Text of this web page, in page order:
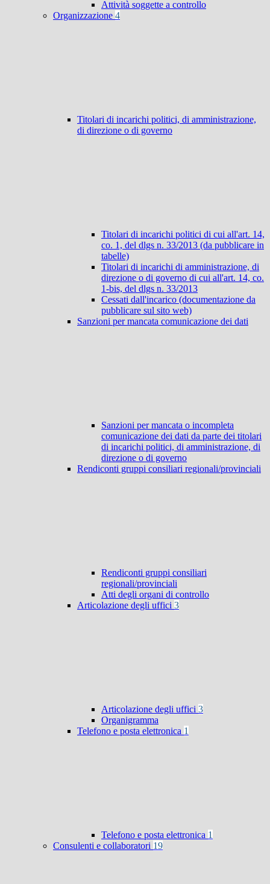
Attività soggette a controllo
Organizzazione 4
Titolari di incarichi politici, di amministrazione,
di direzione o di governo
Titolari di incarichi politici di cui all'art. 14,
co. 1, del dlgs n. 33/2013 (da pubblicare in
tabelle)
Titolari di incarichi di amministrazione, di
direzione o di governo di cui all'art. 14, co.
1-bis, del dlgs n. 33/2013
Cessati dall'incarico (documentazione da
pubblicare sul sito web)
Sanzioni per mancata comunicazione dei dati
Sanzioni per mancata o incompleta
comunicazione dei dati da parte dei titolari
di incarichi politici, di amministrazione, di
direzione o di governo
Rendiconti gruppi consiliari regionali/provinciali
Rendiconti gruppi consiliari
regionali/provinciali
Atti degli organi di controllo
Articolazione degli uffici 3
Articolazione degli uffici 3
Organigramma
Telefono e posta elettronica 1
Telefono e posta elettronica 1
Consulenti e collaboratori 19